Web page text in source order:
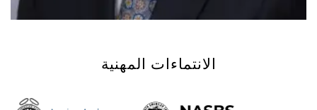
الانتماءات المهنية